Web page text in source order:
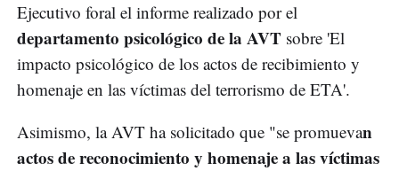
Ejecutivo foral el informe realizado por el
departamento psicológico de la AVT sobre 'El
impacto psicológico de los actos de recibimiento y
homenaje en las víctimas del terrorismo de ETA'.
Asimismo, la AVT ha solicitado que "se promuevan
actos de reconocimiento y homenaje a las víctimas